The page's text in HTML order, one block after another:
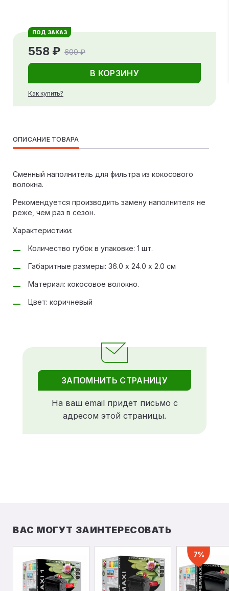
ПОД ЗАКАЗ
600 ₽
558 ₽
В КОРЗИНУ
Как купить?
ОПИСАНИЕ ТОВАРА
Сменный наполнитель для фильтра из кокосового
волокна.
Рекомендуется производить замену наполнителя не
реже, чем раз в сезон.
Характеристики:
Количество губок в упаковке: 1 шт.
Габаритные размеры: 36.0 х 24.0 х 2.0 см
Материал: кокосовое волокно.
Цвет: коричневый
ЗАПОМНИТЬ СТРАНИЦУ
На ваш email придет письмо с
адресом этой страницы.
ВАС МОГУТ ЗАИНТЕРЕСОВАТЬ
7%